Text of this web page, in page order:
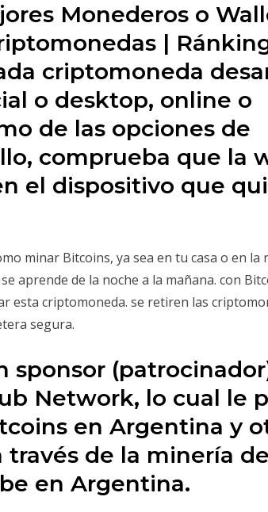
Monederos o
|
criptomoneda
o desktop, online o
de las opciones de
comprueba que la
el dispositivo que
minar Bitcoins, ya sea en tu casa o en la
aprende de la noche a la mañana. con
esta criptomoneda. se retiren las
segura.
sponsor
Network, lo cual le
en Argentina y
de la minería de
en Argentina.